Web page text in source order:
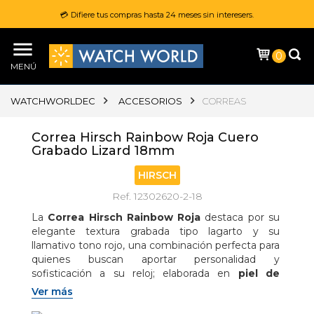
💳 Difiere tus compras hasta 24 meses sin interesers.
MENÚ
0
WATCHWORLDEC ACCESORIOS CORREAS
Correa Hirsch Rainbow Roja Cuero
Grabado Lizard 18mm
HIRSCH
Ref. 12302620-2-18
La Correa Hirsch Rainbow Roja destaca por su
elegante textura grabada tipo lagarto y su
llamativo tono rojo, una combinación perfecta para
quienes buscan aportar personalidad y
sofisticación a su reloj; elaborada en piel de
becerro premium
inspirado en las escamas de lagarto y un acabado
Ver más